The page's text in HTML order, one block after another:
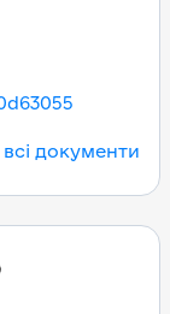
документи